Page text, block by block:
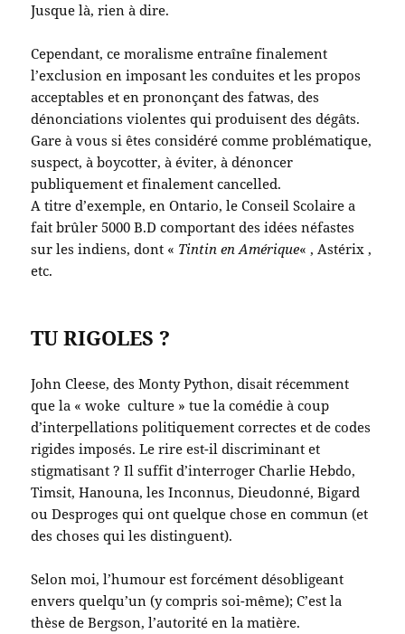
Jusque là, rien à dire.
Cependant, ce moralisme entraîne finalement
l’exclusion en imposant les conduites et les propos
acceptables et en prononçant des fatwas, des
dénonciations violentes qui produisent des dégâts.
Gare à vous si êtes considéré comme problématique,
suspect, à boycotter, à éviter, à dénoncer
publiquement et finalement cancelled.
A titre d’exemple, en Ontario, le Conseil Scolaire a
fait brûler 5000 B.D comportant des idées néfastes
sur les indiens, dont « Tintin en Amérique« , Astérix ,
etc.
TU RIGOLES ?
John Cleese, des Monty Python, disait récemment
que la « woke culture » tue la comédie à coup
d’interpellations politiquement correctes et de codes
rigides imposés. Le rire est-il discriminant et
stigmatisant ? Il suffit d’interroger Charlie Hebdo,
Timsit, Hanouna, les Inconnus, Dieudonné, Bigard
ou Desproges qui ont quelque chose en commun (et
des choses qui les distinguent).
Selon moi, l’humour est forcément désobligeant
envers quelqu’un (y compris soi-même); C’est la
thèse de Bergson, l’autorité en la matière.